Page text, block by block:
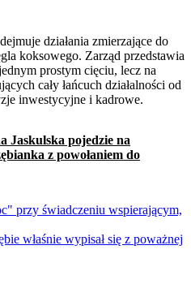
koksowego. Zarząd przedstawia
prostym cięciu, lecz na
cały łańcuch działalności od
inwestycyjne i kadrowe.
Jaskulska pojedzie na
z powołaniem do
przy świadczeniu wspierającym,
właśnie wypisał się z poważnej